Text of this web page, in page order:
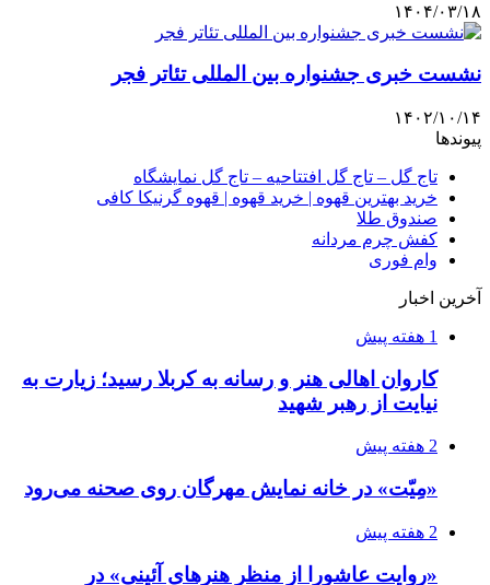
۱۴۰۴/۰۳/۱۸
نشست خبری جشنواره بین المللی تئاتر فجر
۱۴۰۲/۱۰/۱۴
پیوندها
تاج گل – تاج گل افتتاحیه – تاج گل نمایشگاه
خرید بهترین قهوه | خرید قهوه | قهوه گرنیکا کافی
صندوق طلا
کفش چرم مردانه
وام فوری
آخرین اخبار
1 هفته پیش
کاروان اهالی هنر و رسانه به کربلا رسید؛ زیارت به
نیایت از رهبر شهید
2 هفته پیش
«مِیّت» در خانه نمایش مهرگان روی صحنه می‌رود
2 هفته پیش
«روایت عاشورا از منظر هنرهای آئینی» در